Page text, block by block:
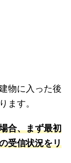
物に入った後
ます。
合、まず最初
受信状況をリ